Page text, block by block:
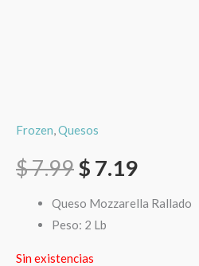
Frozen,Quesos
$7.99$ 7.19
Queso Mozzarella Rallado
Peso: 2 Lb
Sin existencias